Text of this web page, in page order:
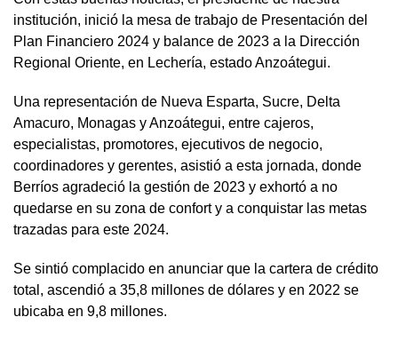
institución, inició la mesa de trabajo de Presentación del
Plan Financiero 2024 y balance de 2023 a la Dirección
Regional Oriente, en Lechería, estado Anzoátegui.
Una representación de Nueva Esparta, Sucre, Delta
Amacuro, Monagas y Anzoátegui, entre cajeros,
especialistas, promotores, ejecutivos de negocio,
coordinadores y gerentes, asistió a esta jornada, donde
Berríos agradeció la gestión de 2023 y exhortó a no
quedarse en su zona de confort y a conquistar las metas
trazadas para este 2024.
Se sintió complacido en anunciar que la cartera de crédito
total, ascendió a 35,8 millones de dólares y en 2022 se
ubicaba en 9,8 millones.